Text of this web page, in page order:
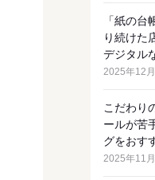
「紙の
り続けた
デジタル
るアナロ
2025年12
こだわり
ールが苦
グをおす
2025年11